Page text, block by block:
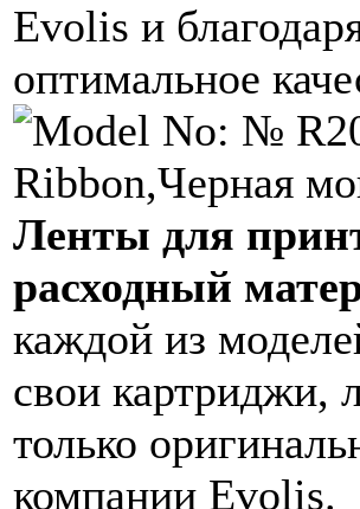
Evolis и
оптимальное
Ленты для
расходный
каждой из
свои картриджи,
только
компании Evolis.